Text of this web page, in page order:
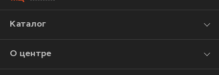
Каталог
О центре